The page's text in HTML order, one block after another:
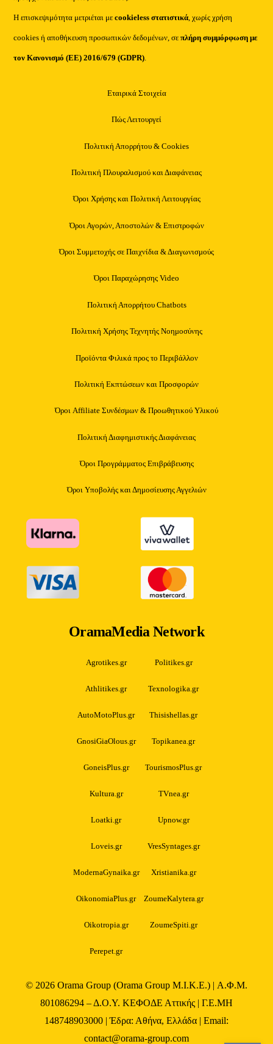
Η επισκεψιμότητα μετριέται μεcookieless στατιστικά, χωρίς χρήση
cookies ή αποθήκευση προσωπικών δεδομένων, σεπλήρη συμμόρφωση με
τον Κανονισμό (ΕΕ) 2016/679 (GDPR).
Εταιρικά Στοιχεία
Πώς Λειτουργεί
Πολιτική Απορρήτου & Cookies
Πολιτική Πλουραλισμού και Διαφάνειας
Όροι Χρήσης και Πολιτική Λειτουργίας
Όροι Αγορών, Αποστολών & Επιστροφών
Όροι Συμμετοχής σε Παιχνίδια & Διαγωνισμούς
Όροι Παραχώρησης Video
Πολιτική Απορρήτου Chatbots
Πολιτική Χρήσης Τεχνητής Νοημοσύνης
Προϊόντα Φιλικά προς το Περιβάλλον
Πολιτική Εκπτώσεων και Προσφορών
Όροι Affiliate Συνδέσμων & Προωθητικού Υλικού
Πολιτική Διαφημιστικής Διαφάνειας
Όροι Προγράμματος Επιβράβευσης
Όροι Υποβολής και Δημοσίευσης Αγγελιών
OramaMedia Network
Agrotikes.gr Politikes.gr
Athlitikes.gr Texnologika.gr
AutoMotoPlus.gr Thisishellas.gr
GnosiGiaOlous.gr Topikanea.gr
GoneisPlus.gr TourismosPlus.gr
Kultura.gr TVnea.gr
Loatki.gr Upnow.gr
Loveis.gr VresSyntages.gr
ModernaGynaika.gr Xristianika.gr
OikonomiaPlus.gr ZoumeKalytera.gr
Oikotropia.gr ZoumeSpiti.gr
Perepet.gr
© 2026 Orama Group (Orama Group Μ.Ι.Κ.Ε.) | Α.Φ.Μ.
801086294 – Δ.Ο.Υ. ΚΕΦΟΔΕ Αττικής | Γ.Ε.ΜΗ
148748903000 | Έδρα: Αθήνα, Ελλάδα | Email:
contact@orama-group.com